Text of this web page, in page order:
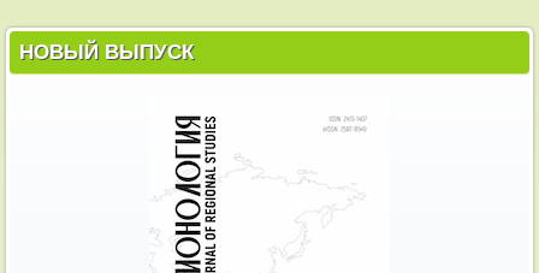
НОВЫЙ ВЫПУСК